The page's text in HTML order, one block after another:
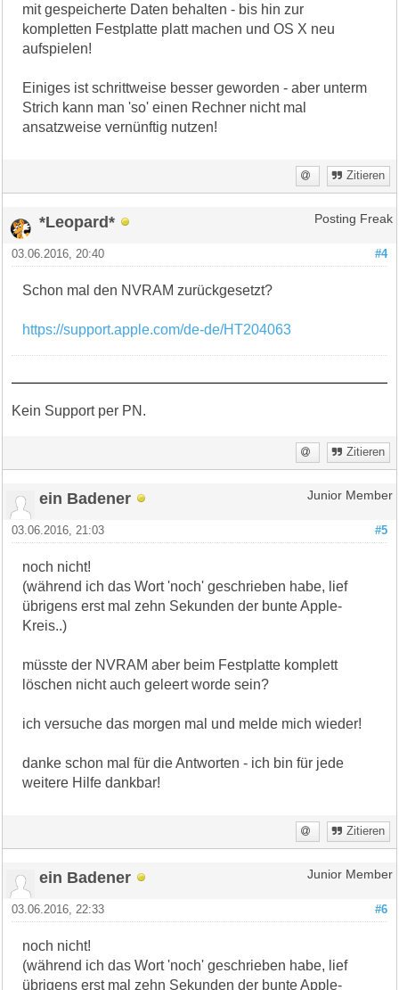
mit gespeicherte Daten behalten - bis hin zur
kompletten Festplatte platt machen und OS X neu
aufspielen!
Einiges ist schrittweise besser geworden - aber unterm
Strich kann man 'so' einen Rechner nicht mal
ansatzweise vernünftig nutzen!
Zitieren
*Leopard* Posting Freak
#4
03.06.2016, 20:40
Schon mal den NVRAM zurückgesetzt?
https://support.apple.com/de-de/HT204063
Kein Support per PN.
Zitieren
ein Badener Junior Member
#5
03.06.2016, 21:03
noch nicht!
(während ich das Wort 'noch' geschrieben habe, lief
übrigens erst mal zehn Sekunden der bunte Apple-
Kreis..)
müsste der NVRAM aber beim Festplatte komplett
löschen nicht auch geleert worde sein?
ich versuche das morgen mal und melde mich wieder!
danke schon mal für die Antworten - ich bin für jede
weitere Hilfe dankbar!
Zitieren
ein Badener Junior Member
#6
03.06.2016, 22:33
noch nicht!
(während ich das Wort 'noch' geschrieben habe, lief
übrigens erst mal zehn Sekunden der bunte Apple-